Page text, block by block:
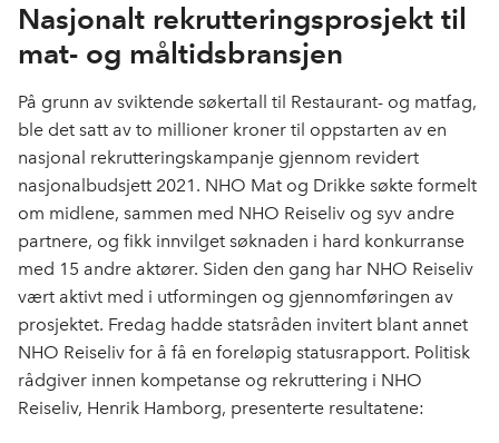
Nasjonalt rekrutteringsprosjekt til
mat- og måltidsbransjen
På grunn av sviktende søkertall til Restaurant- og matfag,
ble det satt av to millioner kroner til oppstarten av en
nasjonal rekrutteringskampanje gjennom revidert
nasjonalbudsjett 2021. NHO Mat og Drikke søkte formelt
om midlene, sammen med NHO Reiseliv og syv andre
partnere, og fikk innvilget søknaden i hard konkurranse
med 15 andre aktører. Siden den gang har NHO Reiseliv
vært aktivt med i utformingen og gjennomføringen av
prosjektet. Fredag hadde statsråden invitert blant annet
NHO Reiseliv for å få en foreløpig statusrapport. Politisk
rådgiver innen kompetanse og rekruttering i NHO
Reiseliv, Henrik Hamborg, presenterte resultatene: